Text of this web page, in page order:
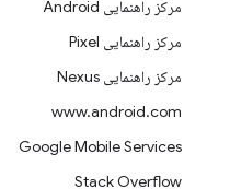
مرکز راهنمایی Android
مرکز راهنمایی Pixel
مرکز راهنمایی Nexus
www.android.com
Google Mobile Services
Stack Overflow